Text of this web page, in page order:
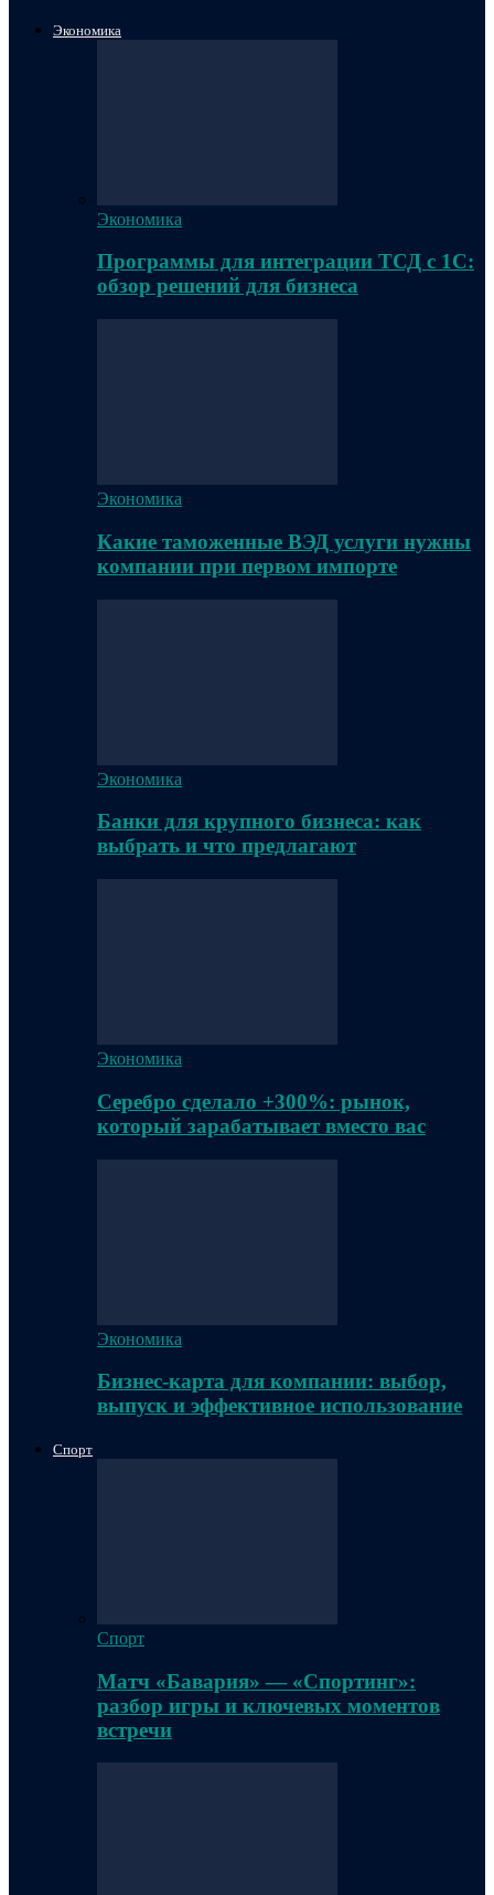
Экономика
Экономика
Программы для интеграции ТСД с 1С:
обзор решений для бизнеса
Экономика
Какие таможенные ВЭД услуги нужны
компании при первом импорте
Экономика
Банки для крупного бизнеса: как
выбрать и что предлагают
Экономика
Серебро сделало +300%: рынок,
который зарабатывает вместо вас
Экономика
Бизнес-карта для компании: выбор,
выпуск и эффективное использование
Спорт
Спорт
Матч «Бавария» — «Спортинг»:
разбор игры и ключевых моментов
встречи